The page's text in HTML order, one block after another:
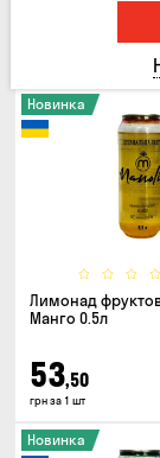
СОЛОДКІ
Новинка
Лимонад
Манго 0.5л
53,50
грн за 1 шт
Новинка